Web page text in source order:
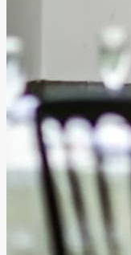
Salón
Tuxtla Gutiérrez,
Información
Cada celebración
Bianco convertimos
inolvidables,
Contamos con
celebración, cada
y hacer de tu